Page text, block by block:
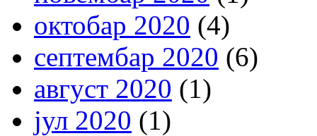
октобар 2020 (4)
септембар 2020 (6)
август 2020 (1)
јул 2020 (1)